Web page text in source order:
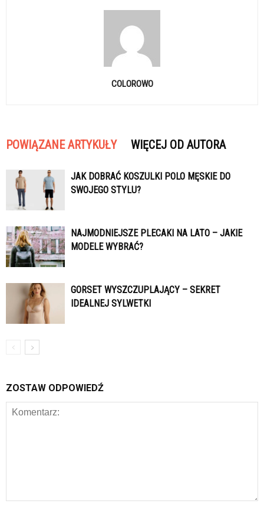
COLOROWO
POWIĄZANE ARTYKUŁY WIĘCEJ OD AUTORA
JAK DOBRAĆ KOSZULKI POLO MĘSKIE DO
SWOJEGO STYLU?
NAJMODNIEJSZE PLECAKI NA LATO – JAKIE
MODELE WYBRAĆ?
GORSET WYSZCZUPLAJĄCY – SEKRET
IDEALNEJ SYLWETKI
ZOSTAW ODPOWIEDŹ